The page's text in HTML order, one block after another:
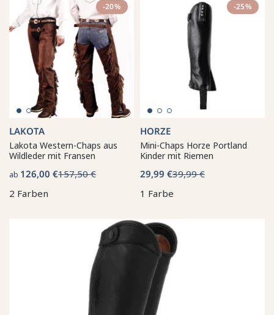
-20%
LAKOTA
Lakota Western-Chaps aus
Wildleder mit Fransen
ab 126,00 €157,50 €
2 Farben
-25%
HORZE
Mini-Chaps Horze Portland
Kinder mit Riemen
29,99 €39,99 €
1 Farbe